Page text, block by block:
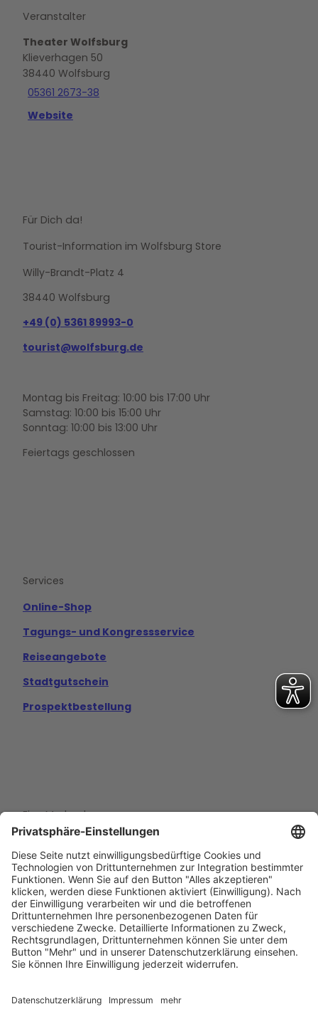
Veranstalter
Theater Wolfsburg
Klieverhagen 50
38440 Wolfsburg
05361 2673-38
Website
Für Dich da!
Tourist-Information im Wolfsburg Store
Willy-Brandt-Platz 4
38440 Wolfsburg
+49 (0) 5361 89993-0
tourist@wolfsburg.de
Montag bis Freitag: 10:00 bis 17:00 Uhr
Samstag: 10:00 bis 15:00 Uhr
Sonntag: 10:00 bis 13:00 Uhr
Feiertags geschlossen
o e
m
Services
Online-Shop
Tagungs- und Kongressservice
Reiseangebote
Stadtgutschein
Prospektbestellung
Eine Marke der
Wolfsburg Wirtschaft und Marketing GmbH
Porschestraße 26
38440 Wolfsburg
+49 5361 89994-0
info@wmg-wolfsburg.de
Datenschutz